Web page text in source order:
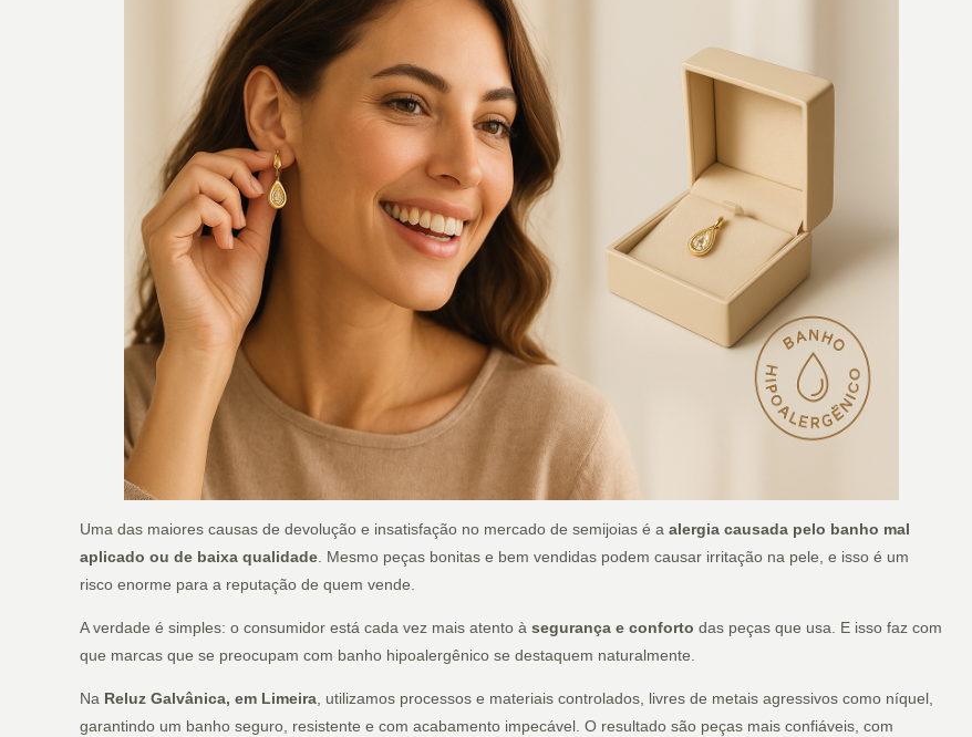
Uma das maiores causas de devolução e insatisfação no mercado de semijoias é a alergia causada pelo banho mal
aplicado ou de baixa qualidade . Mesmo peças bonitas e bem vendidas podem causar irritação na pele, e isso é um
risco enorme para a reputação de quem vende.
A verdade é simples: o consumidor está cada vez mais atento à segurança e conforto das peças que usa. E isso faz com
que marcas que se preocupam com banho hipoalergênico se destaquem naturalmente.
Na Reluz Galvânica, em Limeira, utilizamos processos e materiais controlados, livres de metais agressivos como níquel,
garantindo um banho seguro, resistente e com acabamento impecável. O resultado são peças mais confiáveis, com